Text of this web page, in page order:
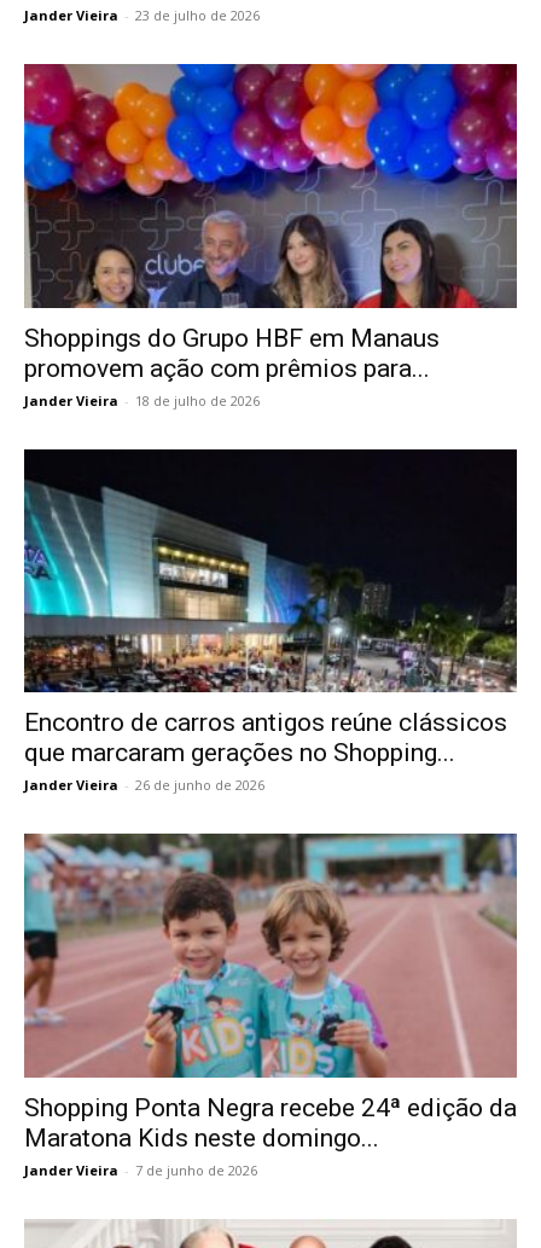
Jander Vieira - 23 de julho de 2026
Shoppings do Grupo HBF em Manaus
promovem ação com prêmios para...
Jander Vieira - 18 de julho de 2026
Encontro de carros antigos reúne clássicos
que marcaram gerações no Shopping...
Jander Vieira - 26 de junho de 2026
Shopping Ponta Negra recebe 24ª edição da
Maratona Kids neste domingo...
Jander Vieira - 7 de junho de 2026